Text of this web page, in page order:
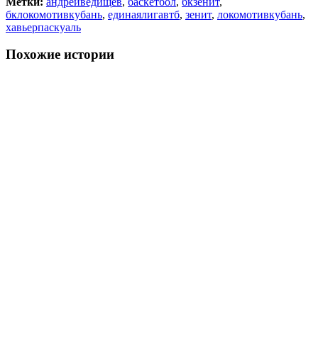
бклокомотивкубань, единаялигавтб, зенит, локомотивкубань,
хавьерпаскуаль
Похожие истории